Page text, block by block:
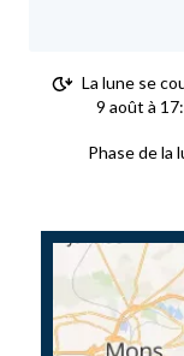
La lune se
9 août à
Phase de la